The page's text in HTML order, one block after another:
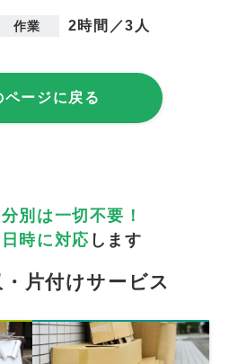
作業 2時間／3人
ページに戻る
分別は一切不要！
時に対応 します
片付けサービス